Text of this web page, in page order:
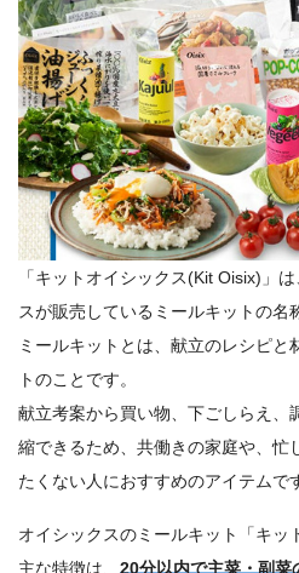
「キットオイシックス(Kit Oisix)」
スが販売しているミールキットの名
ミールキットとは、献立のレシピと
トのことです。
献立考案から買い物、下ごしらえ、
縮できるため、共働きの家庭や、忙
たくない人におすすめのアイテムで
オイシックスのミールキット「キッ
主な特徴は、 20分以内で主菜・副菜